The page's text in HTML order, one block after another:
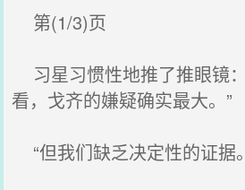
第(1/3)页
习星习惯性地推了推眼镜
看，戈齐的嫌疑确实最大。”
“但我们缺乏决定性的证据